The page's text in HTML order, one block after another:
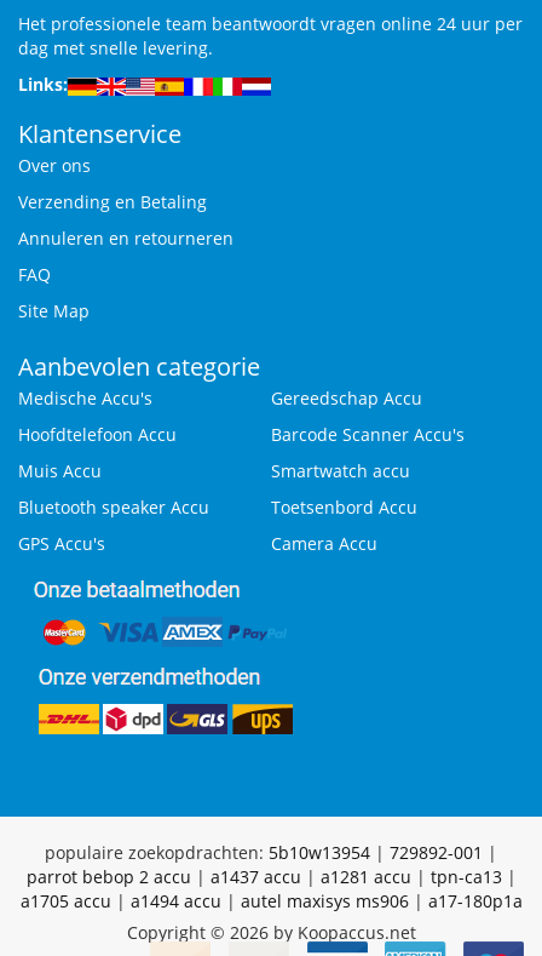
Het professionele team beantwoordt vragen online 24 uur per
dag met snelle levering.
Links:
Klantenservice
Over ons
Verzending en Betaling
Annuleren en retourneren
FAQ
Site Map
Aanbevolen categorie
Medische Accu's
Gereedschap Accu
Hoofdtelefoon Accu
Barcode Scanner Accu's
Muis Accu
Smartwatch accu
Bluetooth speaker Accu
Toetsenbord Accu
GPS Accu's
Camera Accu
populaire zoekopdrachten: 5b10w13954 | 729892-001 |
parrot bebop 2 accu | a1437 accu | a1281 accu | tpn-ca13|
a1705 accu | a1494 accu | autel maxisys ms906| a17-180p1a
Copyright © 2026 by Koopaccus.net